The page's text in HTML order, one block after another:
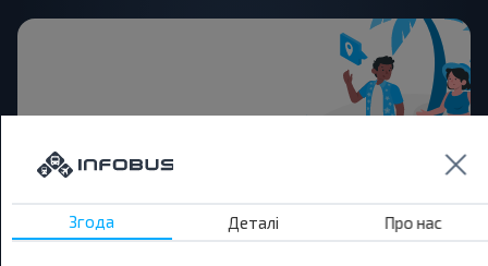
подорожувати
дешевше?
Згода Деталі Про нас